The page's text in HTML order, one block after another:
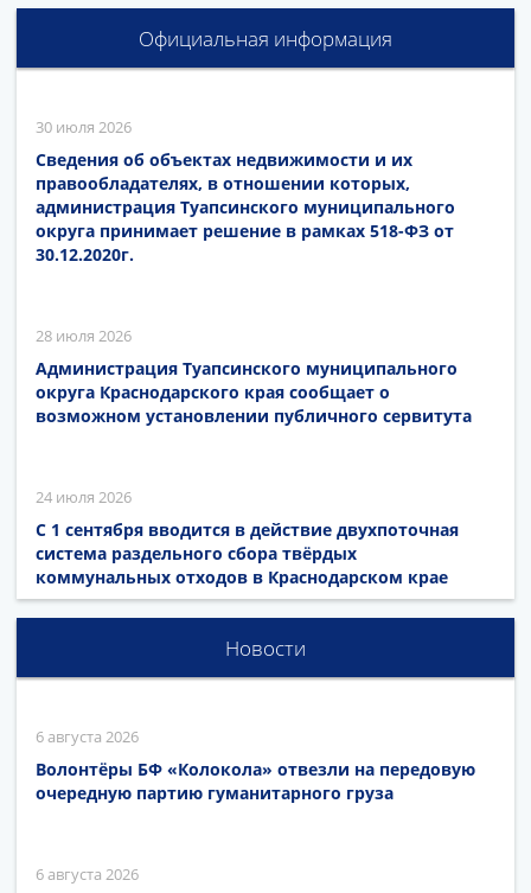
Официальная информация
30 июля 2026
Сведения об объектах недвижимости и их
правообладателях, в отношении которых,
администрация Туапсинского муниципального
округа принимает решение в рамках 518-ФЗ от
30.12.2020г.
28 июля 2026
Администрация Туапсинского муниципального
округа Краснодарского края сообщает о
возможном установлении публичного сервитута
24 июля 2026
С 1 сентября вводится в действие двухпоточная
система раздельного сбора твёрдых
коммунальных отходов в Краснодарском крае
Новости
6 августа 2026
Волонтёры БФ «Колокола» отвезли на передовую
очередную партию гуманитарного груза
6 августа 2026